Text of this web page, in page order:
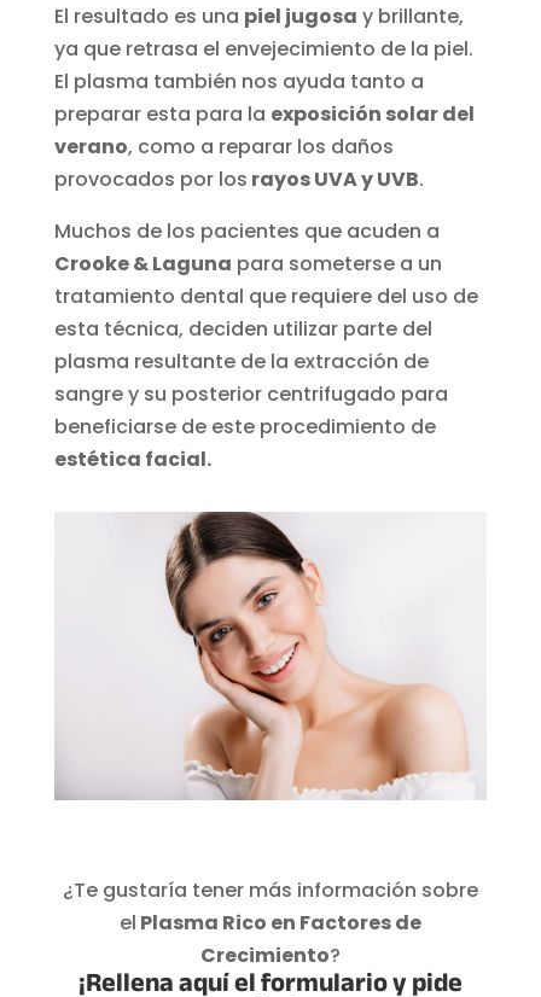
El resultado es una piel jugosa y brillante,
ya que retrasa el envejecimiento de la piel.
El plasma también nos ayuda tanto a
preparar esta para la exposición solar del
verano, como a reparar los daños
provocados por los rayos UVA y UVB.
Muchos de los pacientes que acuden a
Crooke & Laguna para someterse a un
tratamiento dental que requiere del uso de
esta técnica, deciden utilizar parte del
plasma resultante de la extracción de
sangre y su posterior centrifugado para
beneficiarse de este procedimiento de
estética facial.
¿Te gustaría tener más información sobre
el Plasma Rico en Factores de
Crecimiento?
¡Rellena aquí el formulario y pide